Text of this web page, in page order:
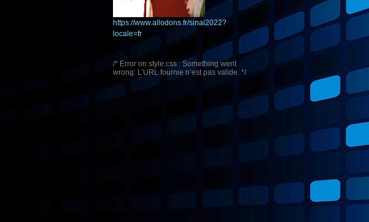
https://www.allodons.fr/sinai2022?
locale=fr
/* Error on style.css : Something went
wrong: L’URL fournie n’est pas valide. */